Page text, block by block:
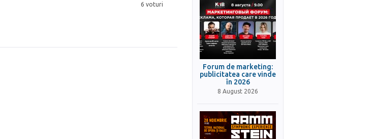
6 voturi
Forum de marketing:
publicitatea care vinde
în 2026
8 August 2026